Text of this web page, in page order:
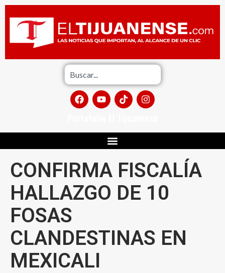
CONFIRMA FISCALÍA
HALLAZGO DE 10
FOSAS
CLANDESTINAS EN
MEXICALI